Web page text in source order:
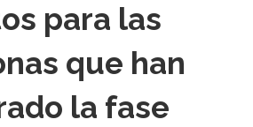
para las
que han
la fase